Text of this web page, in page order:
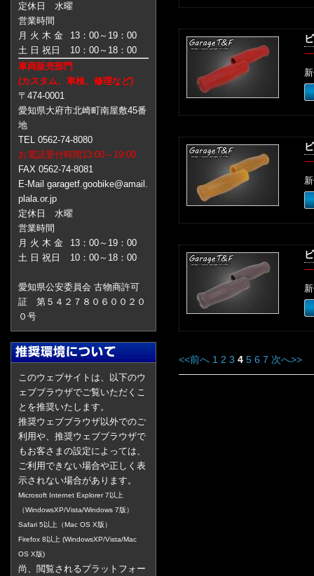
定休日 水曜
営業時間
月 火 木 金
13：00～19：00
土 日 祝日
10：00～18：00
車両販売部門
(カスタム、車検、修理など)
〒474-0001
愛知県大府市北崎町南屋敷45番
地
TEL 0562-74-8080
お電話受付時間13:00～19:00
FAX 0562-74-8081
E-Mail garagetf.goobike@amail.
plala.or.jp
定休日 水曜
営業時間
月 火 木 金
13：00～19：00
土 日 祝日
10：00～18：00
愛知県公安委員会 古物商許可
証 第５４２７８０６００２０
０号
このウェブサイトは、以下のウ
ェブブラウザでご覧いただくこ
とを推奨いたします。
推奨ウェブブラウザ以外でのご
利用や、推奨ウェブブラウザで
もお客さまの設定によっては、
ご利用できない場合や正しく表
示されない場合があります。
Microsoft Internet Explorer 7以上
（WindowsXP/Vista/Windows 7版）
Safari 5以上（Mac OS X版）
Firefox 8以上 (WindowsXP/Vista/Mac
OS X版)
尚、閲覧されるプラットフォー
<<前へ 1 2 3 4 5 6 7 次へ>>